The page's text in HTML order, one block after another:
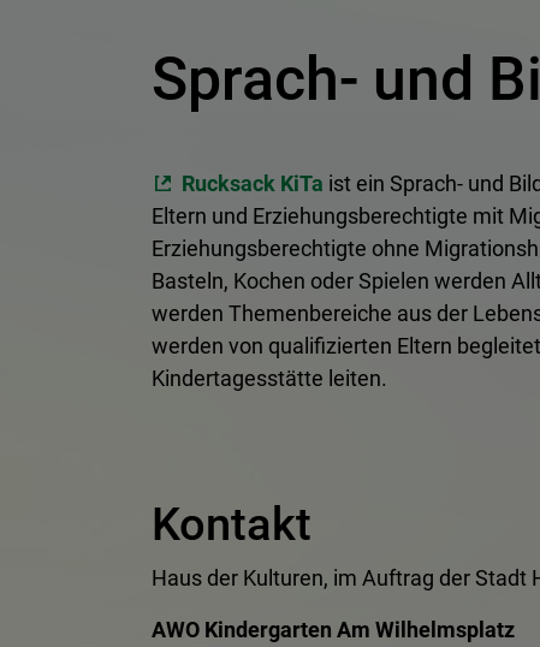
Sprach- und
Rucksack KiTa ist ein Sprach- und
Eltern und Erziehungsberechtigte mit
Erziehungsberechtigte ohne
Basteln, Kochen oder Spielen werden
werden Themenbereiche aus der
werden von qualifizierten Eltern
Kindertagesstätte leiten.
Kontakt
Haus der Kulturen, im Auftrag der Stadt
AWO Kindergarten Am Wilhelmsplatz